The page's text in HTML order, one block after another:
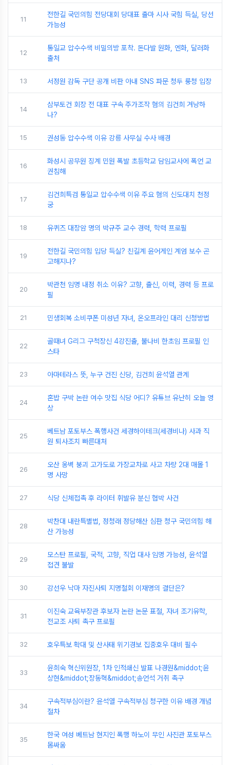
11
전한길 국민의힘 전당대회 당대표 출마 시사 국힘 득실, 당선
가능성
12
통일교 압수수색 비밀의방 포착. 돈다발 원화, 엔화, 달러화
출처
13 서정원 감독 구단 공개 비판 아내 SNS 파문 청두 룽청 입장
14
삼부토건 회장 전 대표 구속 주가조작 혐의 김건희 겨낭하
나?
15 권성동 압수수색 이유 강릉 사무실 수사 배경
16
화성시 공무원 징계 민원 폭발 초등학교 담임교사에 폭언 교
권침해
17
김건희특검 통일교 압수수색 이유 주요 혐의 신도대치 천정
궁
18 유퀴즈 대장암 명의 박규주 교수 경력, 학력 프로필
19
전한길 국민의힘 입당 득실? 친길계 윤어게인 계엄 보수 곤
고해지나?
20
박관천 임명 내정 취소 이유? 고향, 출신, 이력, 경력 등 프로
필
21 민생회복 소비쿠폰 미성년 자녀, 온오프라인 대리 신청방법
22
골때녀 G리그 구척장신 4강진출, 불나비 한초임 프로필 인
스타
23 아마테라스 뜻, 누구 건진 신당, 김건희 윤석열 관계
24
혼밥 구박 논란 여수 맛집 식당 어디? 유튜브 유난히 오늘 영
상
25
베트남 포토부스 폭행사건 세경하이테크(세경비나) 사과 직
원 퇴사조치 빠른대처
26
오산 옹벽 붕괴 고가도로 가장교차로 사고 차량 2대 매몰 1
명 사망
27 식당 신체접촉 후 라이터 휘발유 분신 협박 사건
28
박찬대 내란특별법, 정청래 정당해산 심판 청구 국민의힘 해
산 가능성
29
모스탄 프로필, 국적, 고향, 직업 대사 임명 가능성, 윤석열
접견 불발
30 강선우 낙마 자진사퇴 지명철회 이재명의 결단은?
31
이진숙 교육부장관 후보자 논란 논문 표절, 자녀 조기유학,
전교조 사퇴 촉구 프로필
32 호우특보 확대 및 산사태 위기경보 집중호우 대비 필수
33
윤희숙 혁신위원장, 1차 인적쇄신 발표 나경원&middot;윤
상현&middot;장동혁&middot;송언석 거취 촉구
34
구속적부심이란? 윤석열 구속적부심 청구한 이유 배경 개념
절차
35
한국 여성 베트남 현지인 폭행 하노이 무인 사진관 포토부스
몸싸움